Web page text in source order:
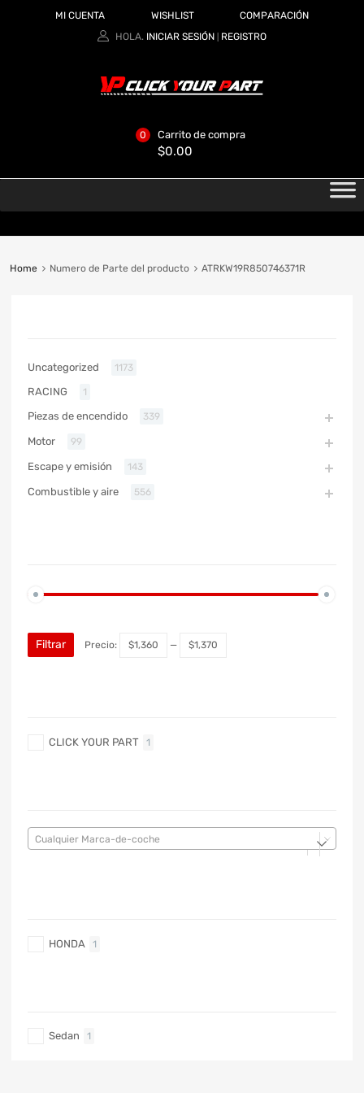
MI CUENTA WISHLIST
COMPARACIÓN
HOLA. INICIAR SESIÓN REGISTRO
Carrito de compra
$0.00
0
Home Numero de Parte del producto ATRKW19R850746371R
Uncategorized 1173
RACING 1
Piezas de encendido 339
Motor 99
Escape y emisión 143
Combustible y aire 556
Filtrar Precio: $1,360 — $1,370
CLICK YOUR PART 1
Cualquier Marca-de-coche
HONDA 1
Sedan 1